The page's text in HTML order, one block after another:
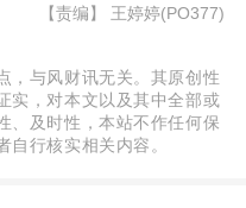
业有限公司”《关于
项目名义诈骗与非
，“近期出现个别
【责编】 王婷婷(PO377)
，与风财讯无关。其原创性
实，对本文以及其中全部或
、及时性，本站不作任何保
行核实相关内容。